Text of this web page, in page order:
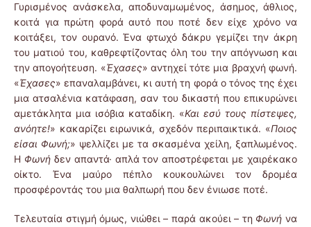
Γυρισμένος ανάσκελα, αποδυναμωμένος, άσημος, άθλιος,
κοιτά για πρώτη φορά αυτό που ποτέ δεν είχε χρόνο να
κοιτάξει, τον ουρανό. Ένα φτωχό δάκρυ γεμίζει την άκρη
του ματιού του, καθρεφτίζοντας όλη του την απόγνωση και
την απογοήτευση. «Έχασες» αντηχεί τότε μια βραχνή φωνή.
«Έχασες» επαναλαμβάνει, κι αυτή τη φορά ο τόνος της έχει
μια ατσαλένια κατάφαση, σαν του δικαστή που επικυρώνει
αμετάκλητα μια ισόβια καταδίκη. «Και εσύ τους πίστεψες,
ανόητε!» κακαρίζει ειρωνικά, σχεδόν περιπαικτικά. «Ποιος
είσαι Φωνή;» ψελλίζει με τα σκασμένα χείλη, ξαπλωμένος.
Η Φωνήδεν απαντά· απλά τον αποστρέφεται με χαιρέκακο
οίκτο. Ένα μαύρο πέπλο κουκουλώνει τον δρομέα
προσφέροντάς του μια θαλπωρή που δεν ένιωσε ποτέ.
Τελευταία στιγμή όμως, νιώθει – παρά ακούει – τη Φωνή να